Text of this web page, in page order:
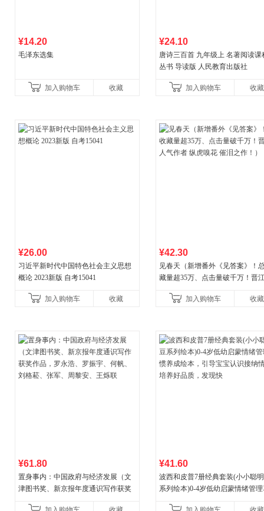
¥14.20
毛泽东选集
加入购物车 收藏
¥24.10
唐诗三百首 九年级上 名著阅读课
丛书 导读版 人民教育出版社
加入购物车 收藏
¥26.00
习近平新时代中国特色社会主义思想
概论 2023新版 自考15041
加入购物车 收藏
¥42.30
见春天（新增番外《见答案》！
藏量超35万、点击量破千万！晋
加入购物车
收藏
¥61.80
置身事内：中国政府与经济发展（文
津图书奖、新京报年度通识写作获奖
¥41.60
波西和皮普7册经典套装(小小聪
系列绘本)0-4岁低幼启蒙情绪管